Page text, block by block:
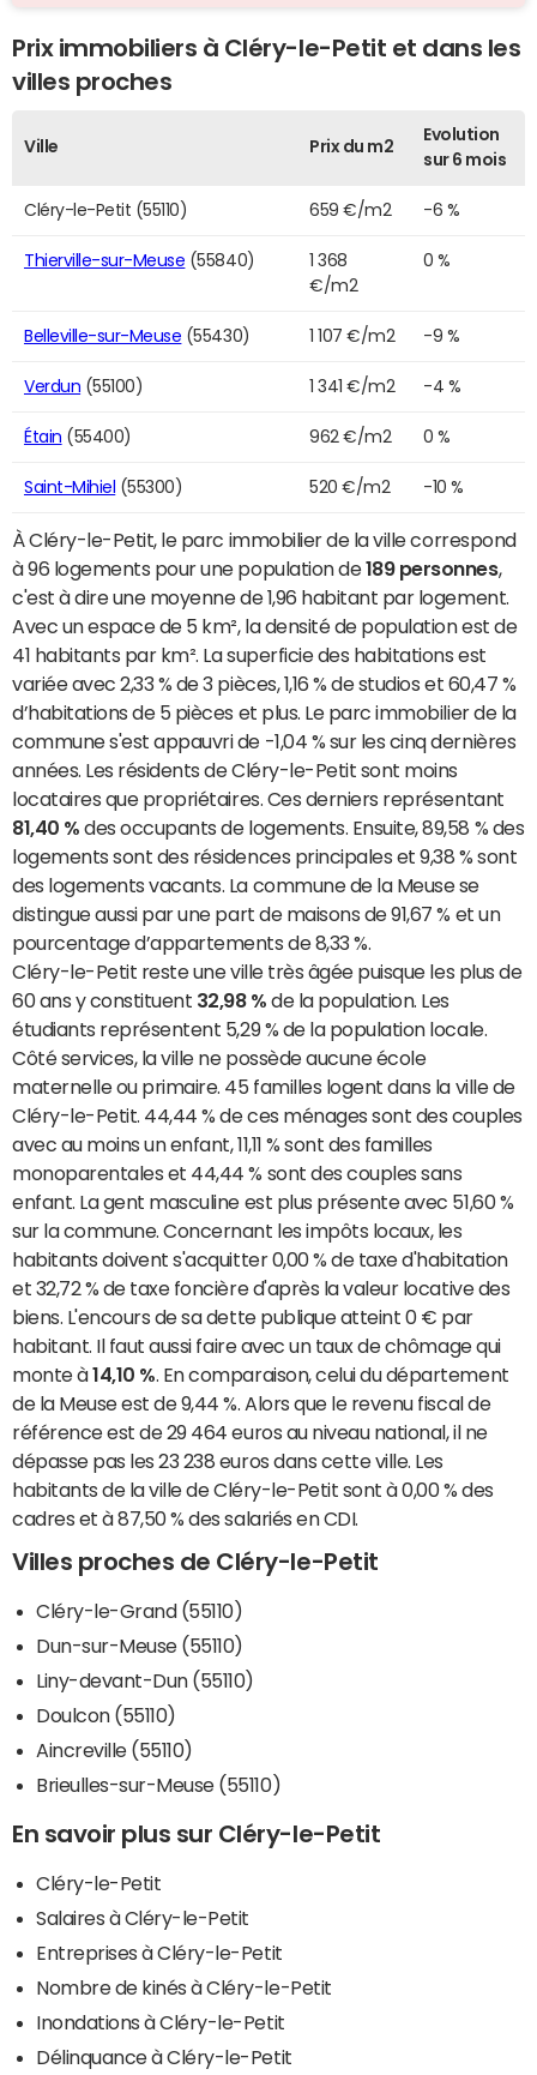
Prix immobiliers à Cléry-le-Petit et dans les
villes proches
Ville Prix du m2
Evolution
sur 6 mois
Cléry-le-Petit (55110) 659 €/m2 -6 %
Thierville-sur-Meuse (55840)
1 368
€/m2
0 %
Belleville-sur-Meuse (55430) 1 107 €/m2 -9 %
Verdun (55100) 1 341 €/m2 -4 %
Étain (55400) 962 €/m2 0 %
Saint-Mihiel (55300) 520 €/m2 -10 %
À Cléry-le-Petit, le parc immobilier de la ville correspond
à 96 logements pour une population de189 personnes,
c'est à dire une moyenne de 1,96 habitant par logement.
Avec un espace de 5 km², la densité de population est de
41 habitants par km². La superficie des habitations est
variée avec 2,33 % de 3 pièces, 1,16 % de studios et 60,47 %
d’habitations de 5 pièces et plus. Le parc immobilier de la
commune s'est appauvri de -1,04 % sur les cinq dernières
années. Les résidents de Cléry-le-Petit sont moins
locataires que propriétaires. Ces derniers représentant
81,40 % des occupants de logements. Ensuite, 89,58 % des
logements sont des résidences principales et 9,38 % sont
des logements vacants. La commune de la Meuse se
distingue aussi par une part de maisons de 91,67 % et un
pourcentage d’appartements de 8,33 %.
Cléry-le-Petit reste une ville très âgée puisque les plus de
60 ans y constituent 32,98 % de la population. Les
étudiants représentent 5,29 % de la population locale.
Côté services, la ville ne possède aucune école
maternelle ou primaire. 45 familles logent dans la ville de
Cléry-le-Petit. 44,44 % de ces ménages sont des couples
avec au moins un enfant, 11,11 % sont des familles
monoparentales et 44,44 % sont des couples sans
enfant. La gent masculine est plus présente avec 51,60 %
sur la commune. Concernant les impôts locaux, les
habitants doivent s'acquitter 0,00 % de taxe d'habitation
et 32,72 % de taxe foncière d'après la valeur locative des
biens. L'encours de sa dette publique atteint 0 € par
habitant. Il faut aussi faire avec un taux de chômage qui
monte à14,10 % . En comparaison, celui du département
de la Meuse est de 9,44 %. Alors que le revenu fiscal de
référence est de 29 464 euros au niveau national, il ne
dépasse pas les 23 238 euros dans cette ville. Les
habitants de la ville de Cléry-le-Petit sont à 0,00 % des
cadres et à 87,50 % des salariés en CDI.
Villes proches de Cléry-le-Petit
Cléry-le-Grand (55110)
Dun-sur-Meuse (55110)
Liny-devant-Dun (55110)
Doulcon (55110)
Aincreville (55110)
Brieulles-sur-Meuse (55110)
En savoir plus sur Cléry-le-Petit
Cléry-le-Petit
Salaires à Cléry-le-Petit
Entreprises à Cléry-le-Petit
Nombre de kinés à Cléry-le-Petit
Inondations à Cléry-le-Petit
Délinquance à Cléry-le-Petit